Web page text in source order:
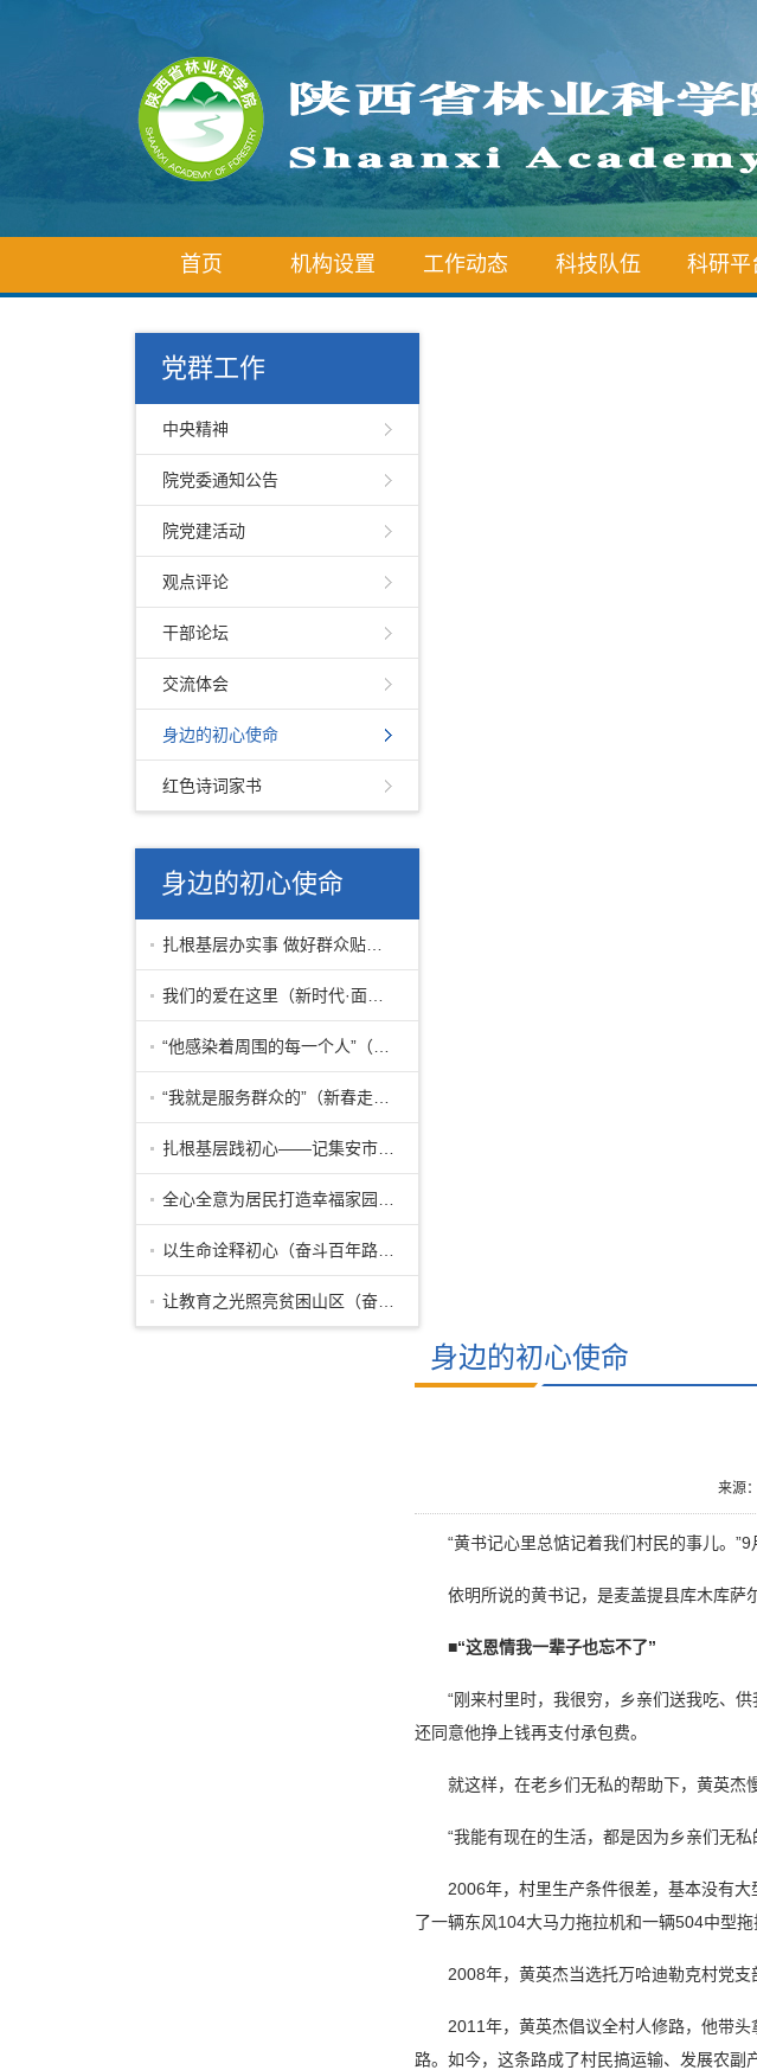
首页 机构设置 工作动态 科技队伍 科研平
党群工作
中央精神
院党委通知公告
院党建活动
观点评论
干部论坛
交流体会
身边的初心使命
红色诗词家书
身边的初心使命
身边的初心使命
来源
“黄书记心里总惦记着我们村民的事儿。
依明所说的黄书记，是麦盖提县库木库萨
■“这恩情我一辈子也忘不了”
“刚来村里时，我很穷，乡亲们送我吃、
还同意他挣上钱再支付承包费。
就这样，在老乡们无私的帮助下，黄英杰
“我能有现在的生活，都是因为乡亲们无
2006年，村里生产条件很差，基本没有
了一辆东风104大马力拖拉机和一辆504中型
2008年，黄英杰当选托万哈迪勒克村党
2011年，黄英杰倡议全村人修路，他带
路。如今，这条路成了村民搞运输、发展农副产